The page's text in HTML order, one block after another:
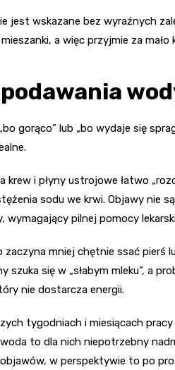
jest wskazane bez wyraźnych
a więc przyjmie za mało
gorąco” lub „bo wydaje się
krew i płyny ustrojowe łatwo
sodu we krwi. Objawy nie
wymagający pilnej pomocy
zaczyna mniej chętnie ssać pierś
szuka się w „słabym mleku”, a
nie dostarcza energii.
tygodniach i miesiącach
to dla nich niepotrzebny
w perspektywie to po